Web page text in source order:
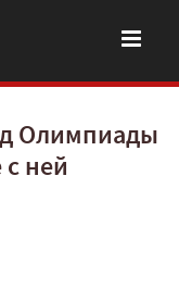
Олимпиады
ней